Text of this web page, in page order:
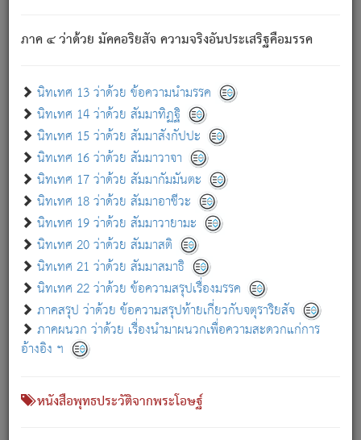
ภาค ๔ ว่าด้วย มัคคอริยสัจ ความจริงอันประเสริฐคือมรรค
นิทเทศ 13 ว่าด้วย ข้อความนำมรรค
นิทเทศ 14 ว่าด้วย สัมมาทิฏฐิ
นิทเทศ 15 ว่าด้วย สัมมาสังกัปปะ
นิทเทศ 16 ว่าด้วย สัมมาวาจา
นิทเทศ 17 ว่าด้วย สัมมากัมมันตะ
นิทเทศ 18 ว่าด้วย สัมมาอาชีวะ
นิทเทศ 19 ว่าด้วย สัมมาวายามะ
นิทเทศ 20 ว่าด้วย สัมมาสติ
นิทเทศ 21 ว่าด้วย สัมมาสมาธิ
นิทเทศ 22 ว่าด้วย ข้อความสรุปเรื่องมรรค
ภาคสรุป ว่าด้วย ข้อความสรุปท้ายเกี่ยวกับจตุราริยสัจ
ภาคผนวก ว่าด้วย เรื่องนำมาผนวกเพื่อความสะดวกแก่การ
อ้างอิง ฯ
หนังสือพุทธประวัติจากพระโอษฐ์
เกี่ยวกับธรรมโฆษณ์ออนไลน์ (Disclaimer)
แม้ระบบ "ธรรมโฆษณ์ออนไลน์" พยายามปรับปรุงข้อมูลให้ถูกต้องมากที่สุด
ผู้ศึกษาก็พึงตรวจสอบกับตัวเล่มหนังสือต้นฉบับ ที่มีการพิมพ์ครั้งล่าสุด
ก่อนนำข้อมูลไปใช้ในการอ้างอิง"
เกี่ยวกับอัตถจารี|เกี่ยวกับการพัฒนา|แจ้งข้อผิดพลาด / แนะนำ
หนังสือที่เกี่ยวข้อง